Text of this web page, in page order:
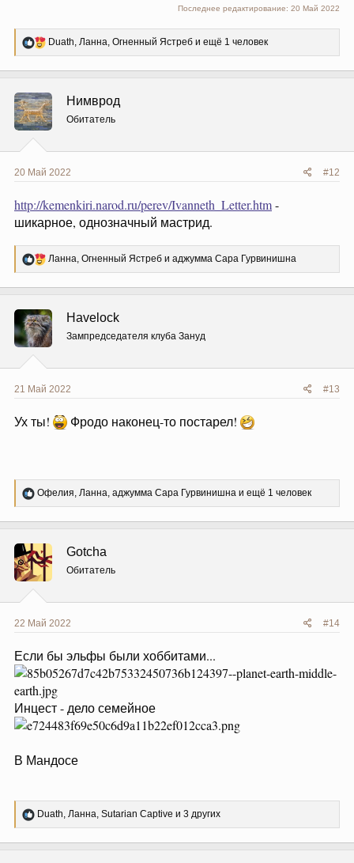
Последнее редактирование: 20 Май 2022
Р
е
ц
и
и
:
Duath, Ланна, Огненный Ястреб и ещё 1 человек
Нимврод
Обитатель
20 Май 2022 #12
http://kemenkiri.narod.ru/perev/Ivanneth_Letter.htm-
шикарное, однозначный мастрид.
Р
е
ц
и
и
:
Ланна, Огненный Ястреб и аджумма Сара Гурвинишна
Havelock
Зампредседателя клуба Зануд
21 Май 2022 #13
Ух ты! Фродо наконец-то постарел!
Р
е
ц
и
и
:
Офелия, Ланна, аджумма Сара Гурвинишна и ещё 1 человек
Gotcha
Обитатель
22 Май 2022 #14
Если бы эльфы были хоббитами...
Инцест - дело семейное
В Мандосе
Р
е
Duath, Ланна, Sutarian Captive и 3 других